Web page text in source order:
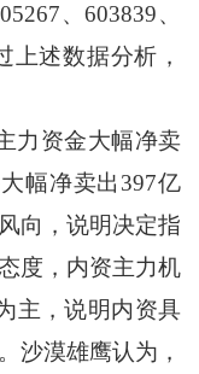
、603839、
上述数据分析，
金大幅净卖
幅净卖出397亿
向，说明决定指
度，内资主力机
主，说明内资具
沙漠雄鹰认为，